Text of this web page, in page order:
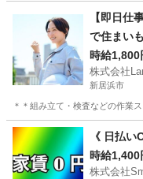
余戸駅
【即日仕
で住まい
時給1,800
株式会社
新居浜市
＊＊組み立て・検査などの作業
愛媛 新居浜市 工場
《 日払
時給1,400
株式会社